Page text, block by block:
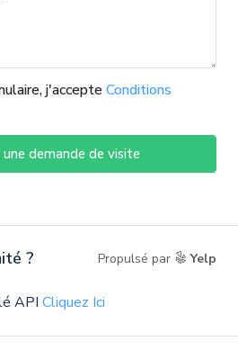
j'accepteConditions
demande de visite
? Propulsé par Yelp
API Cliquez Ici